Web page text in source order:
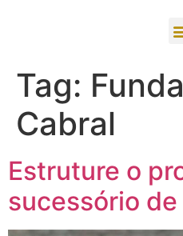
Tag:
Cabral
Estruture o
sucessório